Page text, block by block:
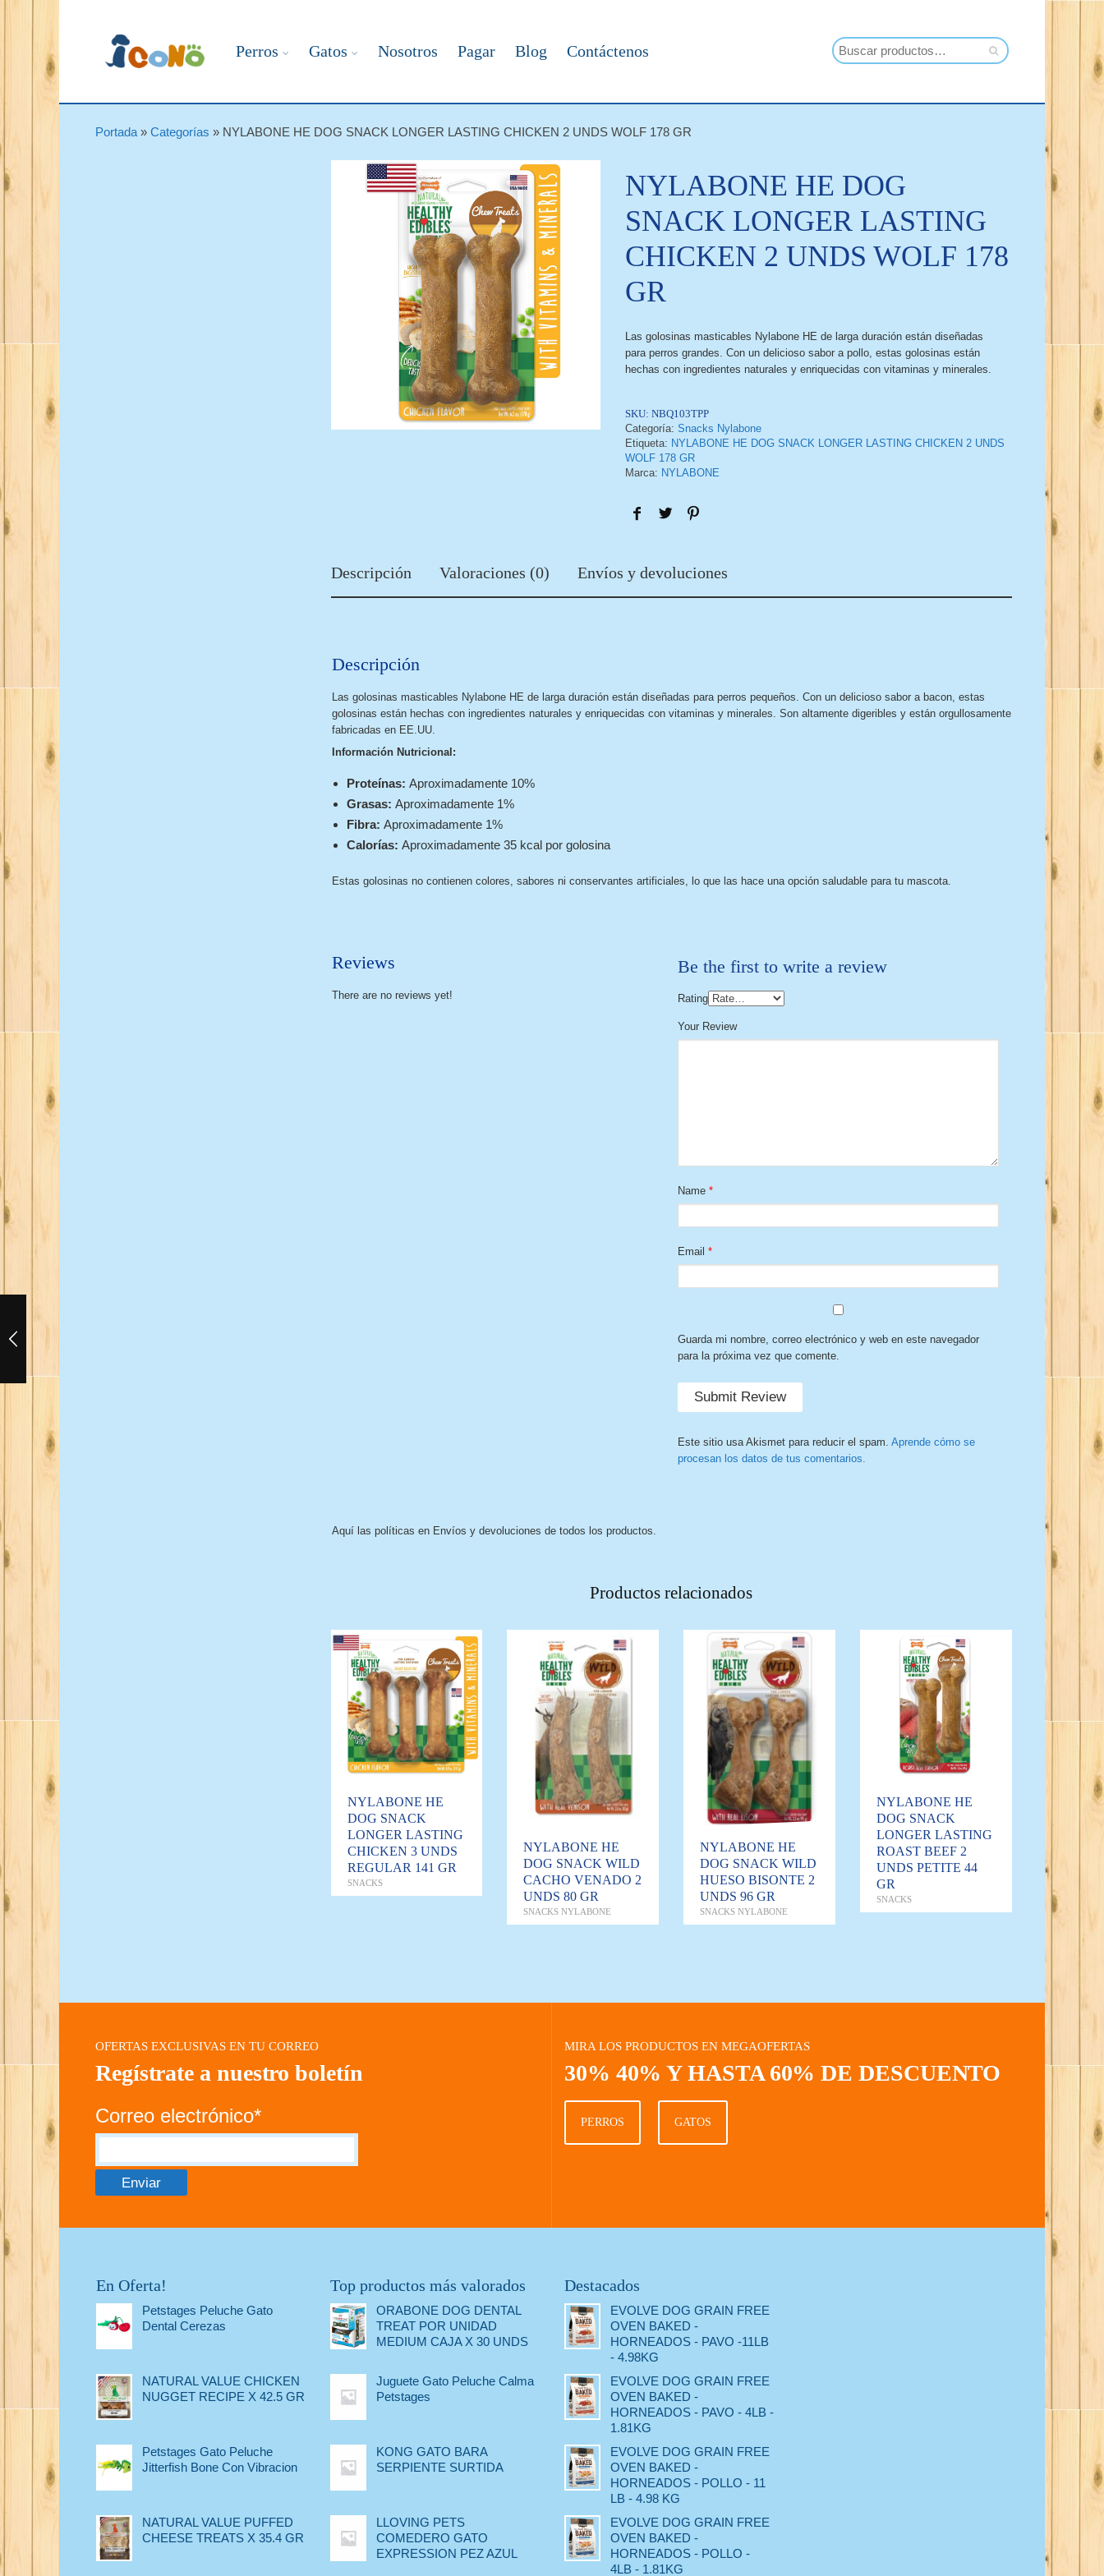
Perros Gatos Nosotros Pagar Blog Contáctenos
Portada » Categorías » NYLABONE HE DOG SNACK LONGER LASTING CHICKEN 2 UNDS WOLF 178 GR
NYLABONE HE DOG
SNACK LONGER LASTING
CHICKEN 2 UNDS WOLF 178
GR
Las golosinas masticables Nylabone HE de larga duración están diseñadas
para perros grandes. Con un delicioso sabor a pollo, estas golosinas están
hechas con ingredientes naturales y enriquecidas con vitaminas y minerales.
SKU: NBQ103TPP
Categoría: Snacks Nylabone
Etiqueta: NYLABONE HE DOG SNACK LONGER LASTING CHICKEN 2 UNDS
WOLF 178 GR
Marca: NYLABONE
Descripción Valoraciones (0) Envíos y devoluciones
Descripción
Las golosinas masticables Nylabone HE de larga duración están diseñadas para perros pequeños. Con un delicioso sabor a bacon, estas
golosinas están hechas con ingredientes naturales y enriquecidas con vitaminas y minerales. Son altamente digeribles y están orgullosamente
fabricadas en EE.UU.
Información Nutricional:
Proteínas: Aproximadamente 10%
Grasas: Aproximadamente 1%
Fibra: Aproximadamente 1%
Calorías: Aproximadamente 35 kcal por golosina
Estas golosinas no contienen colores, sabores ni conservantes artificiales, lo que las hace una opción saludable para tu mascota.
Reviews
There are no reviews yet!
Be the first to write a review
Rating
Your Review
Name *
Email *
Guarda mi nombre, correo electrónico y web en este navegador
para la próxima vez que comente.
Este sitio usa Akismet para reducir el spam. Aprende cómo se
procesan los datos de tus comentarios.
Aquí las políticas en Envíos y devoluciones de todos los productos.
Productos relacionados
NYLABONE HE
DOG SNACK
LONGER LASTING
CHICKEN 3 UNDS
REGULAR 141 GR
SNACKS
NYLABONE HE
DOG SNACK WILD
CACHO VENADO 2
UNDS 80 GR
SNACKS NYLABONE
NYLABONE HE
DOG SNACK WILD
HUESO BISONTE 2
UNDS 96 GR
SNACKS NYLABONE
NYLABONE HE
DOG SNACK
LONGER LASTING
ROAST BEEF 2
UNDS PETITE 44
GR
SNACKS
OFERTAS EXCLUSIVAS EN TU CORREO
Regístrate a nuestro boletín
Correo electrónico*
MIRA LOS PRODUCTOS EN MEGAOFERTAS
30% 40% Y HASTA 60% DE DESCUENTO
PERROS GATOS
En Oferta!
Petstages Peluche Gato
Dental Cerezas
NATURAL VALUE CHICKEN
NUGGET RECIPE X 42.5 GR
Petstages Gato Peluche
Jitterfish Bone Con Vibracion
NATURAL VALUE PUFFED
CHEESE TREATS X 35.4 GR
Top productos más valorados
ORABONE DOG DENTAL
TREAT POR UNIDAD
MEDIUM CAJA X 30 UNDS
Juguete Gato Peluche Calma
Petstages
KONG GATO BARA
SERPIENTE SURTIDA
LLOVING PETS
COMEDERO GATO
EXPRESSION PEZ AZUL
Destacados
EVOLVE DOG GRAIN FREE
OVEN BAKED -
HORNEADOS - PAVO -11LB
- 4.98KG
EVOLVE DOG GRAIN FREE
OVEN BAKED -
HORNEADOS - PAVO - 4LB -
1.81KG
EVOLVE DOG GRAIN FREE
OVEN BAKED -
HORNEADOS - POLLO - 11
LB - 4.98 KG
EVOLVE DOG GRAIN FREE
OVEN BAKED -
HORNEADOS - POLLO -
4LB - 1.81KG